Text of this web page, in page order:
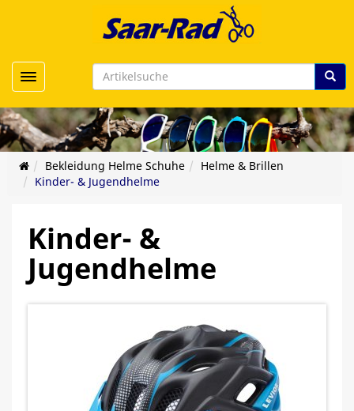
Toggle navigation
Bekleidung Helme Schuhe
Helme & Brillen
Kinder- & Jugendhelme
Kinder- &
Jugendhelme